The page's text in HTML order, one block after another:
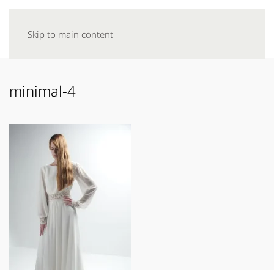
Skip to main content
minimal-4